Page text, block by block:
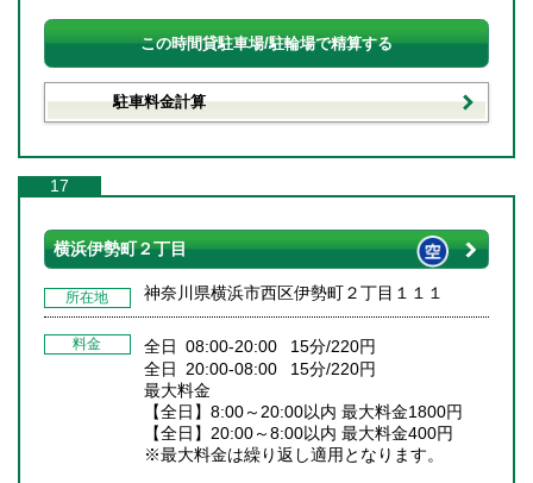
この時間貸駐車場/駐輪場で精算する
駐車料金計算
17
横浜伊勢町２丁目
所在地 神奈川県横浜市西区伊勢町２丁目１１１
料金
全日 08:00-20:00 15分/220円
全日 20:00-08:00 15分/220円
最大料金
【全日】8:00～20:00以内 最大料金1800円
【全日】20:00～8:00以内 最大料金400円
※最大料金は繰り返し適用となります。